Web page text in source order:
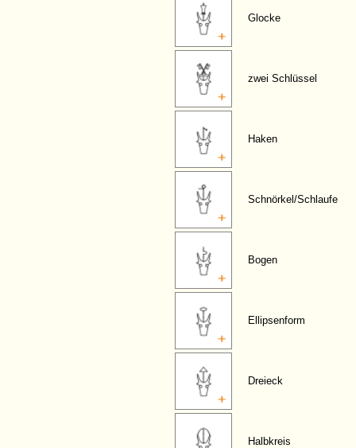
Glocke
zwei Schlüssel
Haken
Schnörkel/Schlaufe
Bogen
Ellipsenform
Dreieck
Halbkreis